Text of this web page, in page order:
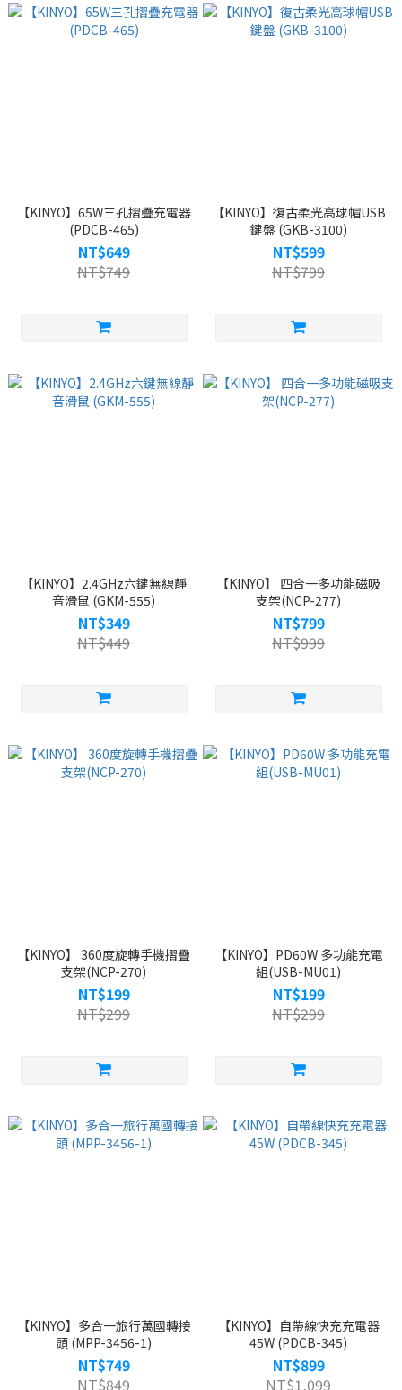
【KINYO】65W三孔摺疊充電器
(PDCB-465)
NT$649
NT$749
【KINYO】復古柔光高球帽USB
鍵盤 (GKB-3100)
NT$599
NT$799
【KINYO】2.4GHz六鍵無線靜
音滑鼠 (GKM-555)
NT$349
NT$449
【KINYO】 四合一多功能磁吸
支架(NCP-277)
NT$799
NT$999
【KINYO】 360度旋轉手機摺疊
支架(NCP-270)
NT$199
NT$299
【KINYO】PD60W 多功能充電
組(USB-MU01)
NT$199
NT$299
【KINYO】多合一旅行萬國轉接
頭 (MPP-3456-1)
NT$749
NT$849
【KINYO】自帶線快充充電器
45W (PDCB-345)
NT$899
NT$1,099